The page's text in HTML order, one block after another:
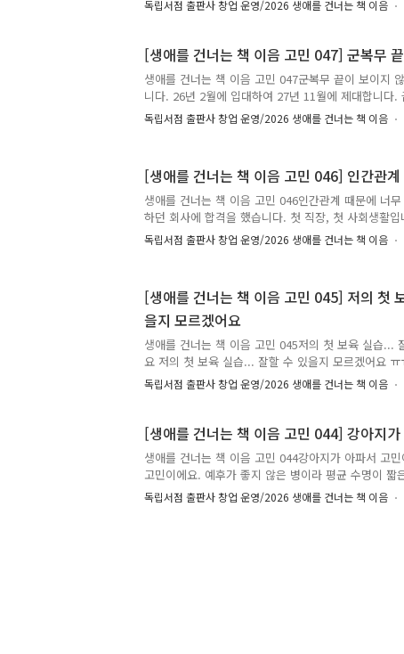
좋은 복지만을 그리며 퇴근 후에도 쉬지 못하는 삶을
뚤어서 그런 걸까요? 감사할 줄 모르는 제가 문제일까
간에 지치면서, 동시에 안정을 얻는 나날들이 앞으로
✉️ 시간을 먼저 지나온 누군가, 당신의 고민에 책으로
책 이음 : 시간을 건너 너에게 갈게.✍️ 고민에 어울리
독립서점 출판사 창업 운영/2026 생애를 건너는 책 이음
[생애를 건너는 책 이음 고민 047] 군복무
생애를 건너는 책 이음 고민 047군복무 끝이 보이지
니다. 26년 2월에 입대하여 27년 11월에 제대합니다.
에서 멍 때리는 것이 전부인 군사경찰(헌병)의 전역이
가 잘 버틸 수 있을런지... ✉️ 시간을 먼저 지나온 누군
추천은 비슷한 고민을 하는 또 다른 누군가에게 다정
니다. 책 추천이 달린 고민 가운데 80개를 선정해, 추
로 실제 고민을 남긴 분에게 추천 도서를 선물해..
독립서점 출판사 창업 운영/2026 생애를 건너는 책 이음
[생애를 건너는 책 이음 고민 046] 인간관
생애를 건너는 책 이음 고민 046인간관계 때문에 너
하던 회사에 합격을 했습니다. 첫 직장, 첫 사회생활
민은 끝날 줄 알았는데 현실은 그게 아니었습니다. 직
(진급, 결혼, 육아...) 등으로 늘 날이 서있고, 본인만의
싫습니다. 외근하면 공허함 때문에 운 적이 많습니다.
는 게 맞을까요...?- 지금도 어딘가에 날고 있는 노비
누군가, 당신의 고민에 책으로 답합니다. 생애를 건너
독립서점 출판사 창업 운영/2026 생애를 건너는 책 이음
[생애를 건너는 책 이음 고민 045] 저의 첫
을지 모르겠어요
생애를 건너는 책 이음 고민 045저의 첫 보육 실습...
요 저의 첫 보육 실습... 잘할 수 있을지 모르겠어요
만 1세와 만나본 적도 없는데... 무사히 보육 실습 끝낼
터 무서워 눈물 나요. 엉엉슨. ✉️ 시간을 먼저 지나온
울리는 책과 그 이유, 그리고 응원의 한마디를 댓글에
남겨주신 추천은 비슷한 고민을 하는 또 다른 누군가에
줄 예정입니다. 책 추천이 달린 고민 가운데 80개를 선
름(별명)으로 실제 고민을 남긴 분에게 추천 도서를
독립서점 출판사 창업 운영/2026 생애를 건너는 책 이음
[생애를 건너는 책 이음 고민 044] 강아지
생애를 건너는 책 이음 고민 044강아지가 아파서 고
고민이에요. 예후가 좋지 않은 병이라 평균 수명이 짧
강아지가 어리고 초기에 발견해서 약으로 조절 중인데
하는 음식을 다 주고 싶다가도 관리만 잘하면 더 오래
이 고민을 넣습니다. ✉️ 시간을 먼저 지나온 누군가,
니다. 생애를 건너는 책 이음 : 시간을 건너 너에게
독립서점 출판사 창업 운영/2026 생애를 건너는 책 이음